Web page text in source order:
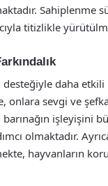
Sahiplenme
titizlikle
daha
onlara sevgi ve
barınağın işleyişini
olmaktadır.
hayvanların